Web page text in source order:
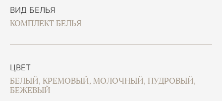
ВИД БЕЛЬЯ
КОМПЛЕКТ БЕЛЬЯ
ЦВЕТ
БЕЛЫЙ, КРЕМОВЫЙ, МОЛОЧНЫЙ, ПУДРОВЫЙ,
БЕЖЕВЫЙ